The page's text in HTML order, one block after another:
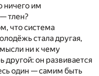
ничего им
тлен?
что система
стала другая,
ни к чему
другой: он развивается
один — самим быть